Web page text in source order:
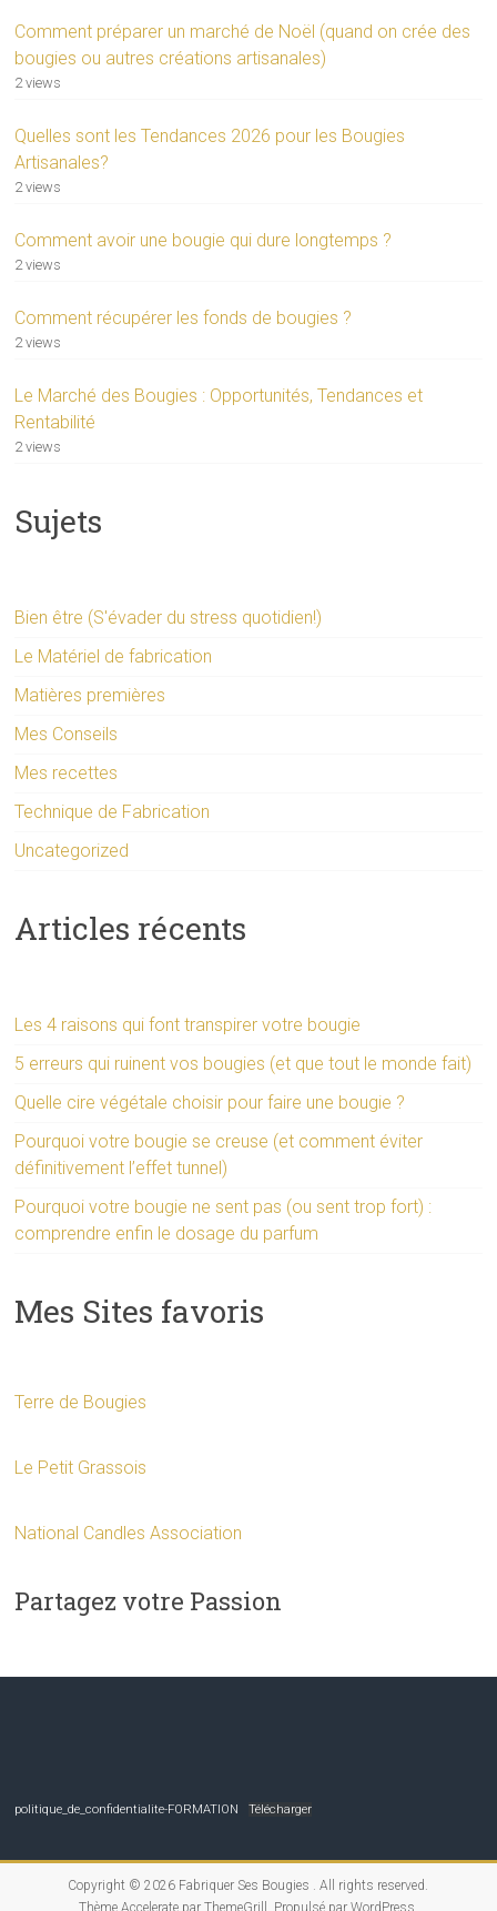
Comment préparer un marché de Noël (quand on crée des
bougies ou autres créations artisanales)
2 views
Quelles sont les Tendances 2026 pour les Bougies
Artisanales?
2 views
Comment avoir une bougie qui dure longtemps ?
2 views
Comment récupérer les fonds de bougies ?
2 views
Le Marché des Bougies : Opportunités, Tendances et
Rentabilité
2 views
Sujets
Bien être (S'évader du stress quotidien!)
Le Matériel de fabrication
Matières premières
Mes Conseils
Mes recettes
Technique de Fabrication
Uncategorized
Articles récents
Les 4 raisons qui font transpirer votre bougie
5 erreurs qui ruinent vos bougies (et que tout le monde fait)
Quelle cire végétale choisir pour faire une bougie ?
Pourquoi votre bougie se creuse (et comment éviter
définitivement l’effet tunnel)
Pourquoi votre bougie ne sent pas (ou sent trop fort) :
comprendre enfin le dosage du parfum
Mes Sites favoris
Terre de Bougies
Le Petit Grassois
National Candles Association
Partagez votre Passion
politique_de_confidentialite-FORMATION Télécharger
Copyright © 2026 Fabriquer Ses Bougies . All rights reserved.
Thème Acceleratepar ThemeGrill. Propulsé par WordPress